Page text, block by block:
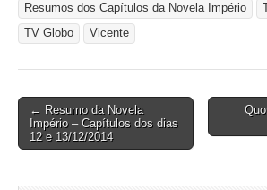
Resumos dos Capítulos da Novela Império
TV Globo
Vicente
Post
navigation
← Resumo da Novela
Império – Capítulos dos dias
12 e 13/12/2014